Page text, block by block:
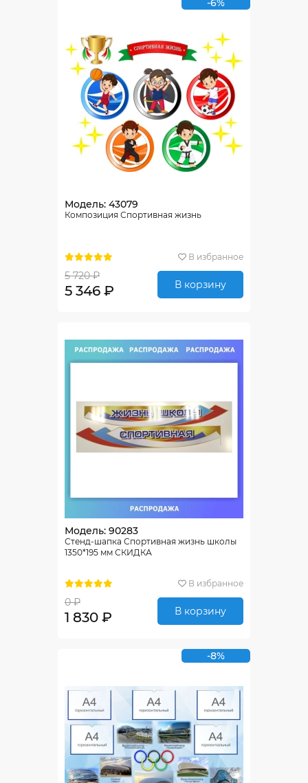
-6%
Модель: 43079
Композиция Спортивная жизнь
В избранное
5 720 ₽
5 346 ₽ В корзину
Модель: 90283
Стенд-шапка Спортивная жизнь школы
1350*195 мм СКИДКА
В избранное
0 ₽
1 830 ₽ В корзину
-8%